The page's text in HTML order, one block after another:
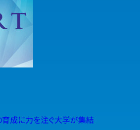
成に力を注ぐ大学が集結